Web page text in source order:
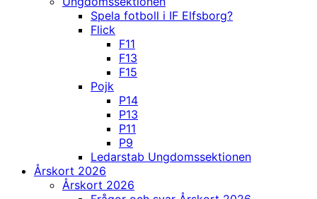
Spela fotboll i IF Elfsborg?
Flick
F11
F13
F15
Pojk
P14
P13
P11
P9
Ledarstab Ungdomssektionen
Årskort 2026
Årskort 2026